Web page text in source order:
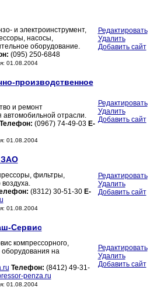
и электроинструмент,
насосы,
оборудование.
(095) 250-6848
01.08.2004
Редактировать
Удалить
Добавить сайт
производственное
и ремонт
автомобильной отрасли.
Телефон: (0967) 74-49-03 E-
01.08.2004
Редактировать
Удалить
Добавить сайт
ЗАО
фильтры,
(8312) 30-51-30 E-
01.08.2004
Редактировать
Удалить
Добавить сайт
Сервис
компрессорного,
оборудования на
Телефон: (8412) 49-31-
penza.ru
01.08.2004
Редактировать
Удалить
Добавить сайт